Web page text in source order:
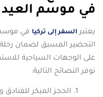
في موسم العيد
يعتبر السفر إلى تركيا في موسم
التحضير المسبق لضمان
على الوجهات السياحية
نوفر النصائح التالية:
الحجز المبكر للفنادق